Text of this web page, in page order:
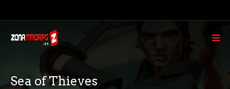
Sea of Thieves